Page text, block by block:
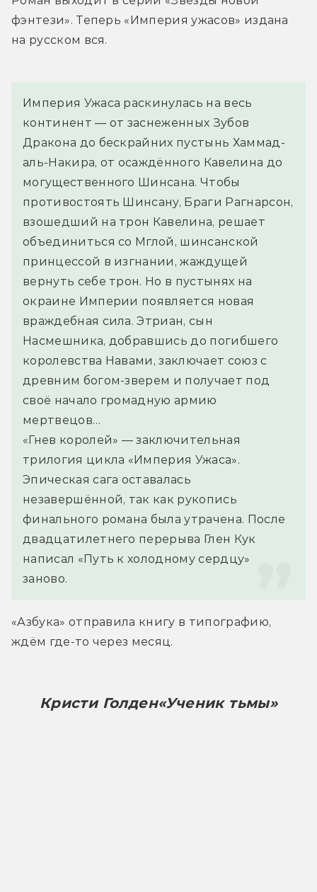
фэнтези». Теперь «Империя ужасов» издана
на русском вся.
Империя Ужаса раскинулась на весь
континент — от заснеженных Зубов
Дракона до бескрайних пустынь Хаммад-
аль-Накира, от осаждённого Кавелина до
могущественного Шинсана. Чтобы
противостоять Шинсану, Браги Рагнарсон,
взошедший на трон Кавелина, решает
объединиться со Мглой, шинсанской
принцессой в изгнании, жаждущей
вернуть себе трон. Но в пустынях на
окраине Империи появляется новая
враждебная сила. Этриан, сын
Насмешника, добравшись до погибшего
королевства Навами, заключает союз с
древним богом-зверем и получает под
своё начало громадную армию
мертвецов…
«Гнев королей» — заключительная
трилогия цикла «Империя Ужаса».
Эпическая сага оставалась
незавершённой, так как рукопись
финального романа была утрачена. После
двадцатилетнего перерыва Глен Кук
написал «Путь к холодному сердцу»
заново.
«Азбука» отправила книгу в типографию,
ждём где-то через месяц.
Кристи Голден«Ученик тьмы»